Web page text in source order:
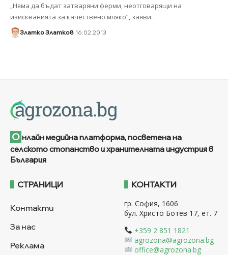
„Няма да бъдат затваряни ферми, неотговарящи на
изискванията за качествено мляко”, заяви…
Златко Златков 16.02.2013
О нлайн медийна платформа, посветена на
селското стопанство и хранителната индустрия в
България
СТРАНИЦИ
Контакти
За нас
Реклама
КОНТАКТИ
гр. София, 1606
бул. Христо Ботев 17, ет. 7
+359 2 851 1821
agrozona@agrozona.bg
office@agrozona.bg